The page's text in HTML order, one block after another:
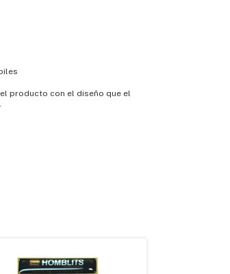
producto con el diseño que el